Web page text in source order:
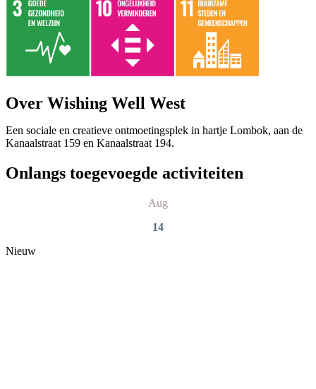
Over Wishing Well West
Een sociale en creatieve ontmoetingsplek in hartje Lombok, aan de
Kanaalstraat 159 en Kanaalstraat 194.
Onlangs toegevoegde activiteiten
Aug
14
Nieuw